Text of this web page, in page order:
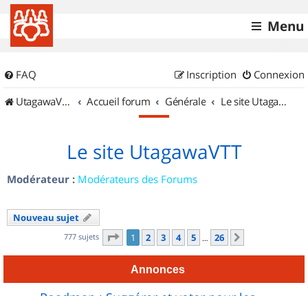
Menu
FAQ Connexion
Inscription
UtagawaVTT (Randos VTT et VTTAE avec traces GPS)
Accueil forum Générale Le site UtagawaVTT
Le site UtagawaVTT
Modérateur : Modérateurs des Forums
Nouveau sujet
777 sujets Page 1sur
1 2 3 4 5 … 26
Annonces